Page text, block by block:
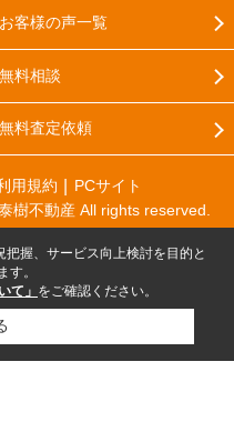
お客様の声一覧
無料相談
無料査定依頼
用規約
PCサイト
樹不動産 All rights reserved.
握、サービス向上検討を目的と
す。
て」 をご確認ください。